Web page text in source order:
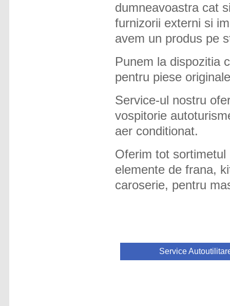
dumneavoastra cat
furnizorii externi si
avem un produs pe
Punem la dispozitia
pentru piese
Service-ul nostru
vospitorie
aer conditionat.
Oferim tot
elemente de frana,
caroserie, pentru
Service